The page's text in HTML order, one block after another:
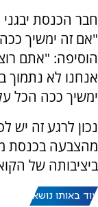
חבר הכנסת
"אם זה ימשיך
הוסיפה: "אתם
אנחנו לא
ימשיך ככה הכל
נכון לרגע זה יש
מהצבעה בכנסת
ביציבותה של
עוד באותו נושא: